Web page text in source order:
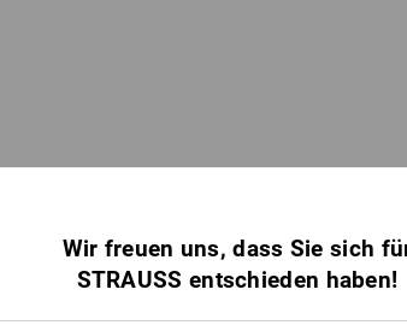
Wir freuen uns, dass Sie sich
STRAUSS entschieden haben!